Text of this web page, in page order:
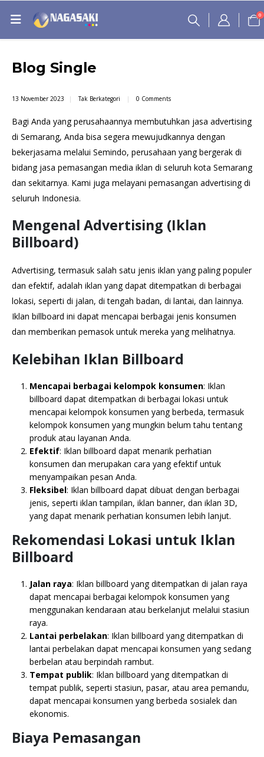
0
Blog Single
13 November 2023 Tak Berkategori 0 Comments
Bagi Anda yang perusahaannya membutuhkan jasa advertising
di Semarang, Anda bisa segera mewujudkannya dengan
bekerjasama melalui Semindo, perusahaan yang bergerak di
bidang jasa pemasangan media iklan di seluruh kota Semarang
dan sekitarnya. Kami juga melayani pemasangan advertising di
seluruh Indonesia.
Mengenal Advertising (Iklan
Billboard)
Advertising, termasuk salah satu jenis iklan yang paling populer
dan efektif, adalah iklan yang dapat ditempatkan di berbagai
lokasi, seperti di jalan, di tengah badan, di lantai, dan lainnya.
Iklan billboard ini dapat mencapai berbagai jenis konsumen
dan memberikan pemasok untuk mereka yang melihatnya.
Kelebihan Iklan Billboard
Mencapai berbagai kelompok konsumen: Iklan
billboard dapat ditempatkan di berbagai lokasi untuk
mencapai kelompok konsumen yang berbeda, termasuk
kelompok konsumen yang mungkin belum tahu tentang
produk atau layanan Anda.
Efektif: Iklan billboard dapat menarik perhatian
konsumen dan merupakan cara yang efektif untuk
menyampaikan pesan Anda.
Fleksibel: Iklan billboard dapat dibuat dengan berbagai
jenis, seperti iklan tampilan, iklan banner, dan iklan 3D,
yang dapat menarik perhatian konsumen lebih lanjut.
Rekomendasi Lokasi untuk Iklan
Billboard
Jalan raya: Iklan billboard yang ditempatkan di jalan raya
dapat mencapai berbagai kelompok konsumen yang
menggunakan kendaraan atau berkelanjut melalui stasiun
raya.
Lantai perbelakan: Iklan billboard yang ditempatkan di
lantai perbelakan dapat mencapai konsumen yang sedang
berbelan atau berpindah rambut.
Tempat publik: Iklan billboard yang ditempatkan di
tempat publik, seperti stasiun, pasar, atau area pemandu,
dapat mencapai konsumen yang berbeda sosialek dan
ekonomis.
Biaya Pemasangan